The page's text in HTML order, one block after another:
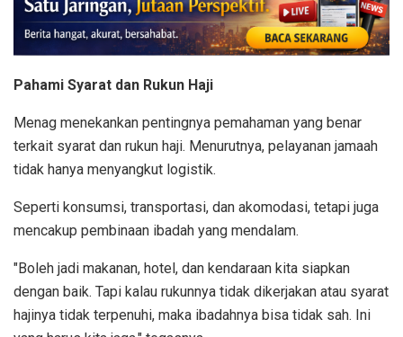
Pahami Syarat dan Rukun Haji
Menag menekankan pentingnya pemahaman yang benar
terkait syarat dan rukun haji. Menurutnya, pelayanan jamaah
tidak hanya menyangkut logistik.
Seperti konsumsi, transportasi, dan akomodasi, tetapi juga
mencakup pembinaan ibadah yang mendalam.
"Boleh jadi makanan, hotel, dan kendaraan kita siapkan
dengan baik. Tapi kalau rukunnya tidak dikerjakan atau syarat
hajinya tidak terpenuhi, maka ibadahnya bisa tidak sah. Ini